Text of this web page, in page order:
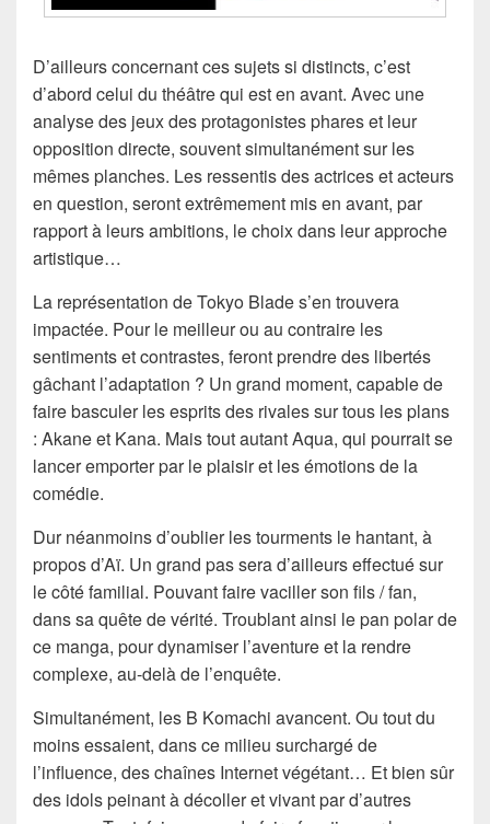
D’ailleurs concernant ces sujets si distincts, c’est
d’abord celui du théâtre qui est en avant. Avec une
analyse des jeux des protagonistes phares et leur
opposition directe, souvent simultanément sur les
mêmes planches. Les ressentis des actrices et acteurs
en question, seront extrêmement mis en avant, par
rapport à leurs ambitions, le choix dans leur approche
artistique…
La représentation de Tokyo Blade s’en trouvera
impactée. Pour le meilleur ou au contraire les
sentiments et contrastes, feront prendre des libertés
gâchant l’adaptation ? Un grand moment, capable de
faire basculer les esprits des rivales sur tous les plans
: Akane et Kana. Mais tout autant Aqua, qui pourrait se
lancer emporter par le plaisir et les émotions de la
comédie.
Dur néanmoins d’oublier les tourments le hantant, à
propos d’Aï. Un grand pas sera d’ailleurs effectué sur
le côté familial. Pouvant faire vaciller son fils / fan,
dans sa quête de vérité. Troublant ainsi le pan polar de
ce manga, pour dynamiser l’aventure et la rendre
complexe, au-delà de l’enquête.
Simultanément, les B Komachi avancent. Ou tout du
moins essaient, dans ce milieu surchargé de
l’influence, des chaînes Internet végétant… Et bien sûr
des idols peinant à décoller et vivant par d’autres